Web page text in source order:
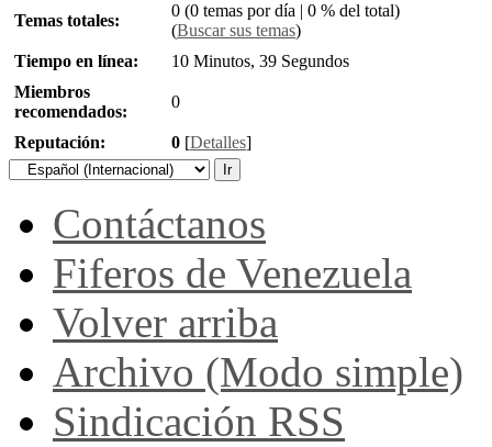
Temas totales:
0 (0 temas por día | 0 % del total)
(Buscar sus temas)
Tiempo en línea:
10 Minutos, 39 Segundos
Miembros
recomendados:
0
Reputación: 0 [Detalles]
Contáctanos
Fiferos de Venezuela
Volver arriba
Archivo (Modo simple)
Sindicación RSS